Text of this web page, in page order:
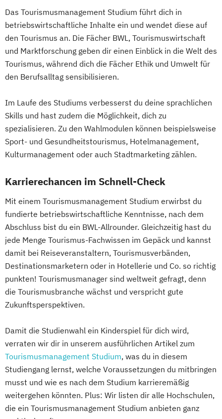
Das Tourismusmanagement Studium führt dich in
betriebswirtschaftliche Inhalte ein und wendet diese auf
den Tourismus an. Die Fächer BWL, Tourismuswirtschaft
und Marktforschung geben dir einen Einblick in die Welt des
Tourismus, während dich die Fächer Ethik und Umwelt für
den Berufsalltag sensibilisieren.
Im Laufe des Studiums verbesserst du deine sprachlichen
Skills und hast zudem die Möglichkeit, dich zu
spezialisieren. Zu den Wahlmodulen können beispielsweise
Sport- und Gesundheitstourismus, Hotelmanagement,
Kulturmanagement oder auch Stadtmarketing zählen.
Karrierechancen im Schnell-Check
Mit einem Tourismusmanagement Studium erwirbst du
fundierte betriebswirtschaftliche Kenntnisse, nach dem
Abschluss bist du ein BWL-Allrounder. Gleichzeitig hast du
jede Menge Tourismus-Fachwissen im Gepäck und kannst
damit bei Reiseveranstaltern, Tourismusverbänden,
Destinationsmarketern oder in Hotellerie und Co. so richtig
punkten! Tourismusmanager sind weltweit gefragt, denn
die Tourismusbranche wächst und verspricht gute
Zukunftsperspektiven.
Damit die Studienwahl ein Kinderspiel für dich wird,
verraten wir dir in unserem ausführlichen Artikel zum
Tourismusmanagement Studium, was du in diesem
Studiengang lernst, welche Voraussetzungen du mitbringen
musst und wie es nach dem Studium karrieremäßig
weitergehen könnten. Plus: Wir listen dir alle Hochschulen,
die ein Tourismusmanagement Studium anbieten ganz